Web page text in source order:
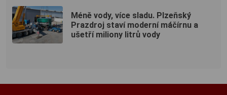
Méně vody, více sladu. Plzeňský
Prazdroj staví moderní máčírnu a
ušetří miliony litrů vody